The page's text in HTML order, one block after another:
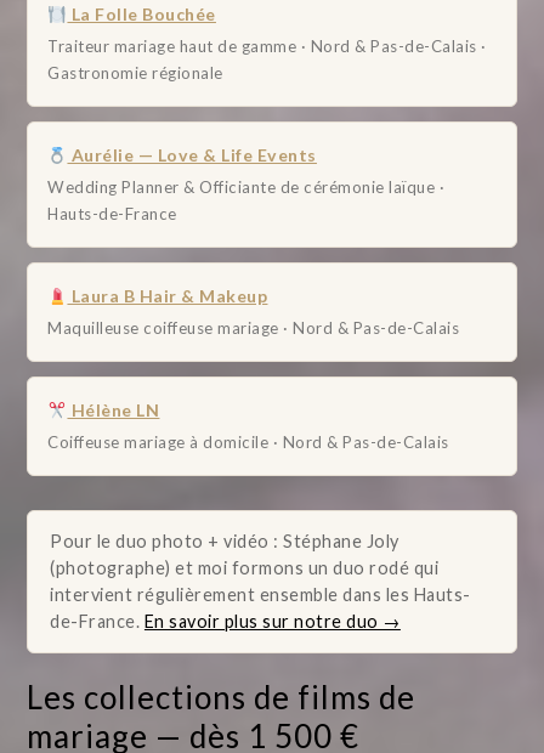
La Folle Bouchée
Traiteur mariage haut de gamme · Nord & Pas-de-Calais ·
Gastronomie régionale
Aurélie — Love & Life Events
Wedding Planner & Officiante de cérémonie laïque ·
Hauts-de-France
Laura B Hair & Makeup
Maquilleuse coiffeuse mariage · Nord & Pas-de-Calais
Hélène LN
Coiffeuse mariage à domicile · Nord & Pas-de-Calais
Pour le duo photo + vidéo : Stéphane Joly
(photographe) et moi formons un duo rodé qui
intervient régulièrement ensemble dans les Hauts-
de-France. En savoir plus sur notre duo →
Les collections de films de
mariage — dès 1 500 €